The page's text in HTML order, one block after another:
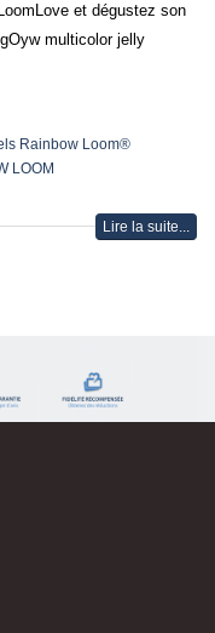
et dégustez son
multicolor jelly
Rainbow Loom®
LOOM
Lire la suite...